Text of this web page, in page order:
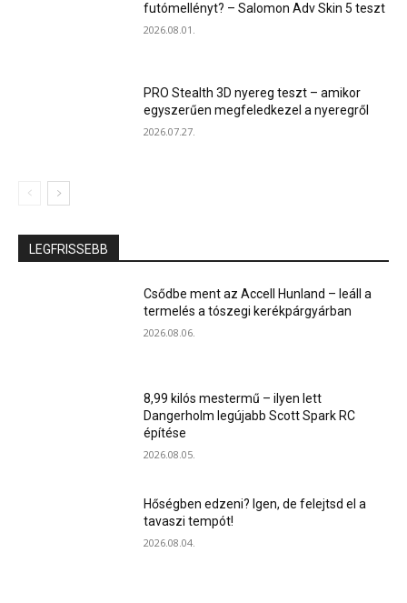
futómellényt? – Salomon Adv Skin 5 teszt
2026.08.01.
PRO Stealth 3D nyereg teszt – amikor
egyszerűen megfeledkezel a nyeregről
2026.07.27.
LEGFRISSEBB
Csődbe ment az Accell Hunland – leáll a
termelés a tószegi kerékpárgyárban
2026.08.06.
8,99 kilós mestermű – ilyen lett
Dangerholm legújabb Scott Spark RC
építése
2026.08.05.
Hőségben edzeni? Igen, de felejtsd el a
tavaszi tempót!
2026.08.04.